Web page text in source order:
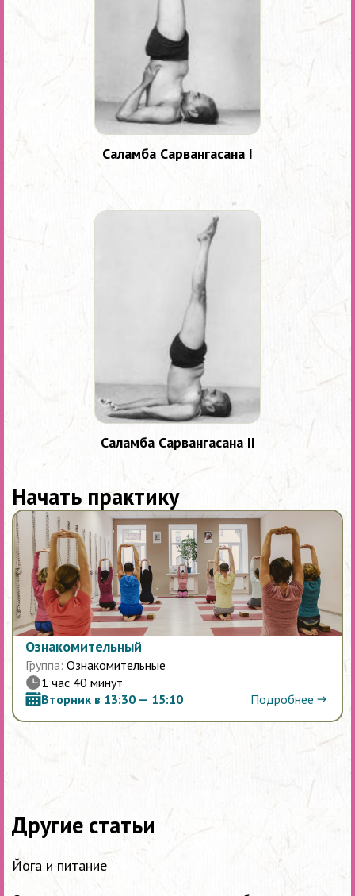
Саламба Сарвангасана I
Саламба Сарвангасана II
Начать практику
Ознакомительный
Группа: Ознакомительные
1 час 40 минут
Вторник в 13:30 — 15:10
Подробнее
Другие статьи
Йога и питание